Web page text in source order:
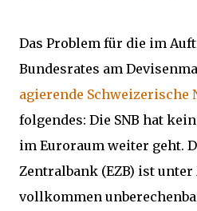
Das Problem für die im
Bundesrates am
agierende Schweizerische
folgendes: Die SNB hat
im Euroraum weiter geht.
Zentralbank (EZB) ist
vollkommen